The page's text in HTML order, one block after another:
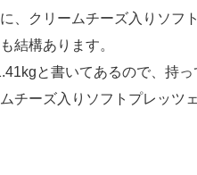
、クリームチーズ入りソフ
結構あります。
と書いてあるので、持
チーズ入りソフトプレッツ